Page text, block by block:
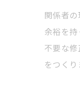
関係者
余裕を
不要な
をつくり